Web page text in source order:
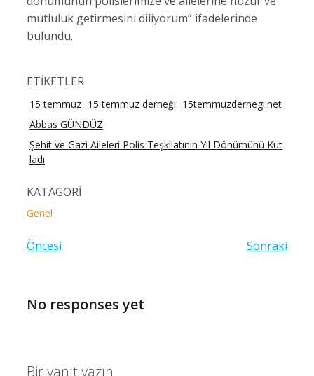
mutluluk getirmesini diliyorum” ifadelerinde
bulundu.
ETİKETLER
15 temmuz 15 temmuz derneği 15temmuzdernegi.net
Abbas GÜNDÜZ
Şehit ve Gazi Aileleri Polis Teşkilatının Yıl Dönümünü Kut
ladı
KATAGORİ
Genel
Öncesi Sonraki
No responses yet
Bir yanıt yazın